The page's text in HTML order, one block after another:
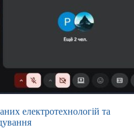
електротехнологій та